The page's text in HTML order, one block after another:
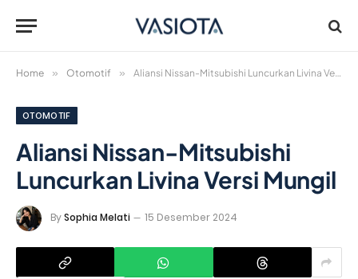
Home » Otomotif » Aliansi Nissan-Mitsubishi Luncurkan Livina Versi Mungil
OTOMOTIF
Aliansi Nissan-Mitsubishi
Luncurkan Livina Versi Mungil
BySophia Melati 15 Desember 2024